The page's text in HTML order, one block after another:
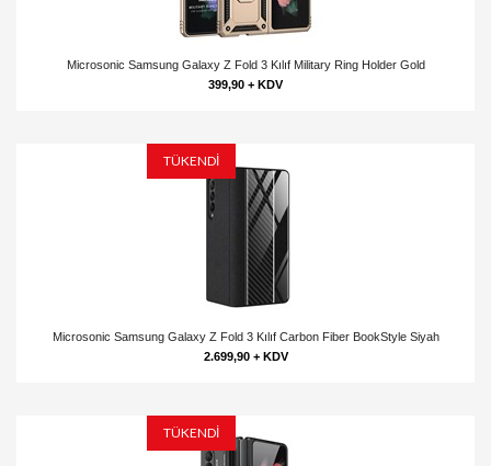
Microsonic Samsung Galaxy Z Fold 3 Kılıf Military Ring Holder Gold
399,90 + KDV
TÜKENDİ
Microsonic Samsung Galaxy Z Fold 3 Kılıf Carbon Fiber BookStyle Siyah
2.699,90 + KDV
TÜKENDİ